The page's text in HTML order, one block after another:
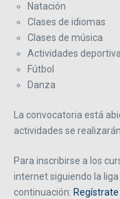
Natación
Clases de idiomas
Clases de música
Actividades
Fútbol
Danza
La convocatoria está
actividades se
Para inscribirse a los
internet siguiendo la
continuación: Regístrate